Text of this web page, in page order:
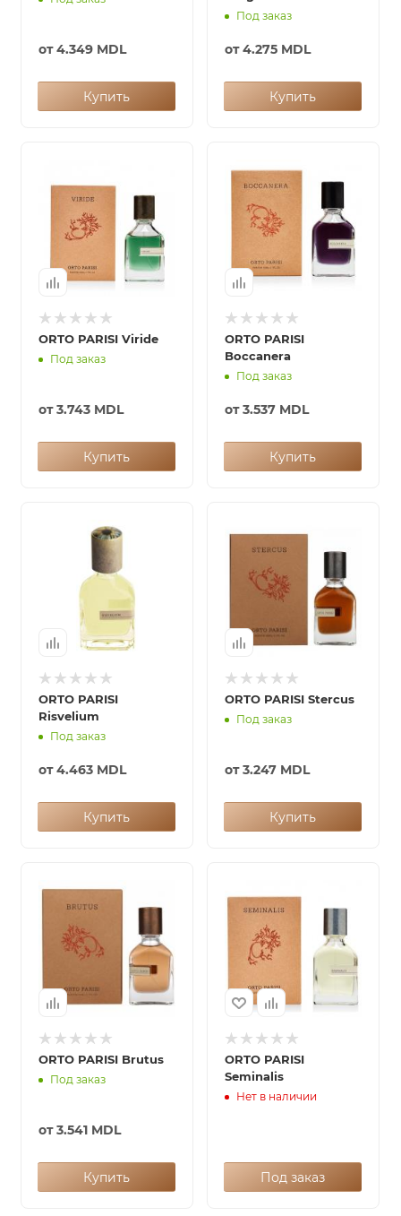
от4.349 MDL
Купить
Под заказ
от4.275 MDL
Купить
ORTO PARISI Viride
Под заказ
от3.743 MDL
Купить
ORTO PARISI
Boccanera
Под заказ
от3.537 MDL
Купить
ORTO PARISI
Risvelium
Под заказ
от4.463 MDL
Купить
ORTO PARISI Stercus
Под заказ
от3.247 MDL
Купить
ORTO PARISI Brutus
Под заказ
от3.541 MDL
Купить
ORTO PARISI
Seminalis
Нет в наличии
Под заказ